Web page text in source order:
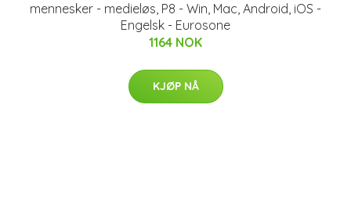
mennesker - medieløs, P8 - Win, Mac, Android, iOS -
Engelsk - Eurosone
1164 NOK
KJØP NÅ